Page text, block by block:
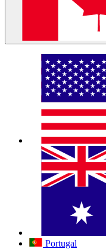
Portugal